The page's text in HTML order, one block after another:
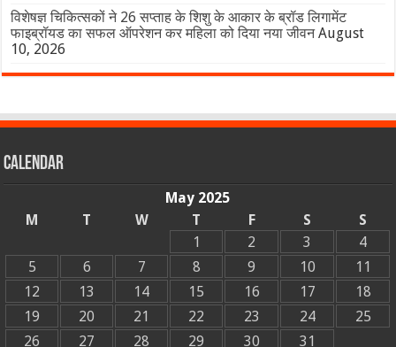
विशेषज्ञ चिकित्सकों ने 26 सप्ताह के शिशु के आकार के ब्रॉड लिगामेंट
फाइब्रॉयड का सफल ऑपरेशन कर महिला को दिया नया जीवन August
10, 2026
Calendar
May 2025
M
T W T F S
S
1
2 3
4
5
6 7 8 9 10
11
12
13 14 15 16 17
18
19
20 21 22 23 24
25
26
27 28 29 30 31